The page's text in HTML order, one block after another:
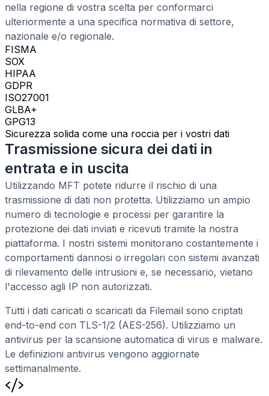
nella regione di vostra scelta per conformarci
ulteriormente a una specifica normativa di settore,
nazionale e/o regionale.
FISMA
SOX
HIPAA
GDPR
ISO27001
GLBA+
GPG13
Sicurezza solida come una roccia per i vostri dati
Trasmissione sicura dei dati in
entrata e in uscita
Utilizzando MFT potete ridurre il rischio di una
trasmissione di dati non protetta. Utilizziamo un ampio
numero di tecnologie e processi per garantire la
protezione dei dati inviati e ricevuti tramite la nostra
piattaforma. I nostri sistemi monitorano costantemente i
comportamenti dannosi o irregolari con sistemi avanzati
di rilevamento delle intrusioni e, se necessario, vietano
l'accesso agli IP non autorizzati.
Tutti i dati caricati o scaricati da Filemail sono criptati
end-to-end con TLS-1/2 (AES-256). Utilizziamo un
antivirus per la scansione automatica di virus e malware.
Le definizioni antivirus vengono aggiornate
settimanalmente.